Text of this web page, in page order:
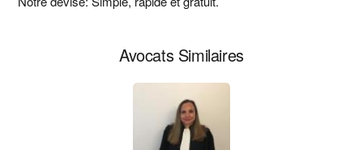
Avocats Similaires